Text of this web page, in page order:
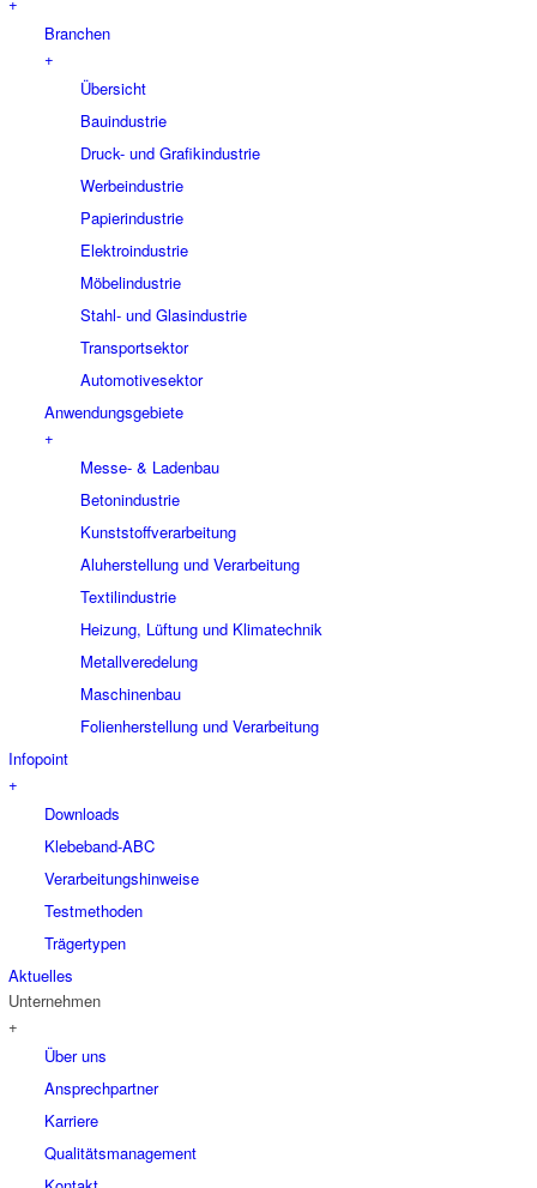
Branchen
+
Übersicht
Bauindustrie
Druck- und Grafikindustrie
Werbeindustrie
Papierindustrie
Elektroindustrie
Möbelindustrie
Stahl- und Glasindustrie
Transportsektor
Automotivesektor
Anwendungsgebiete
+
Messe- & Ladenbau
Betonindustrie
Kunststoffverarbeitung
Aluherstellung und Verarbeitung
Textilindustrie
Heizung, Lüftung und Klimatechnik
Metallveredelung
Maschinenbau
Folienherstellung und Verarbeitung
Infopoint
+
Downloads
Klebeband-ABC
Verarbeitungshinweise
Testmethoden
Trägertypen
Aktuelles
Unternehmen
+
Über uns
Ansprechpartner
Karriere
Qualitätsmanagement